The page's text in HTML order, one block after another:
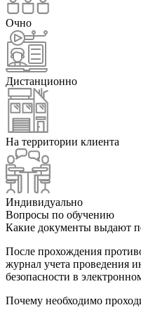
Очно
Дистанционно
На территории клиента
Индивидуально
Вопросы по обучению
Какие документы выдают
После прохождения
журнал учета проведения
безопасности в
Почему необходимо